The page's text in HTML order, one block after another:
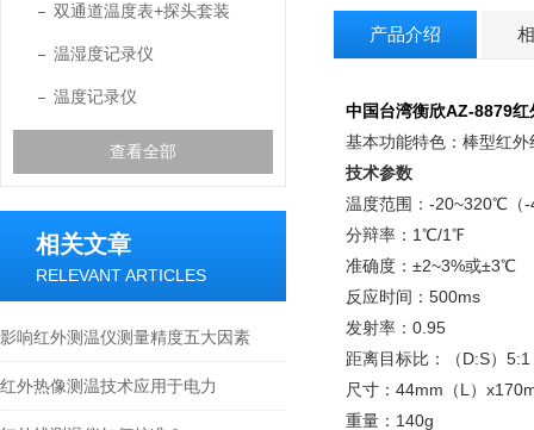
双通道温度表+探头套装
温湿度记录仪
温度记录仪
查看全部
相关文章
RELEVANT ARTICLES
影响红外测温仪测量精度五大因素
红外热像测温技术应用于电力
产品介绍
中国台湾衡欣AZ-8879红
基本功能特色：棒型红
技术参数
温度范围：-20~320℃（
分辩率：1℃/1℉
准确度：±2~3%或±3℃
反应时间：500ms
发射率：0.95
距离目标比：（D:S）5:1
尺寸：44mm（L）
重量：140g